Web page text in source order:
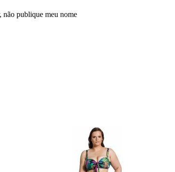
não publique meu nome